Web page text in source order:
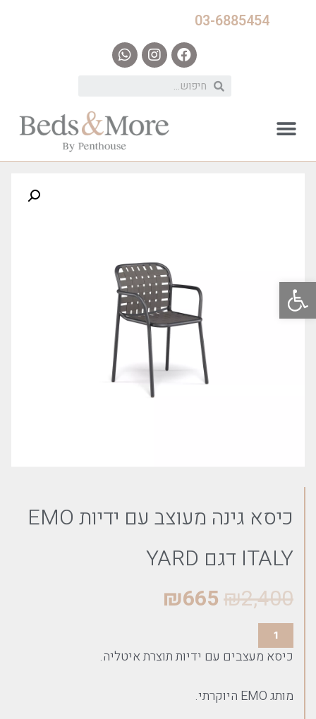
פתח סרגל נגישות
03-6885454
כיסא גינה מעוצב עם ידיות EMO
ITALY דגם YARD
₪2,400
₪665
כיסא מעצבים עם ידיות תוצרת איטליה.
מותג EMO היוקרתי.